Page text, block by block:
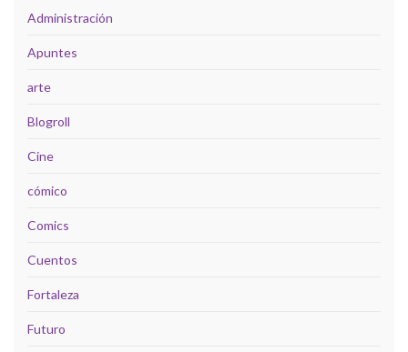
Administración
Apuntes
arte
Blogroll
Cine
cómico
Comics
Cuentos
Fortaleza
Futuro